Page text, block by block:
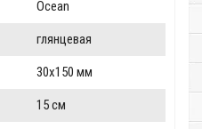
Ocean
глянцевая
30x150 мм
15 см